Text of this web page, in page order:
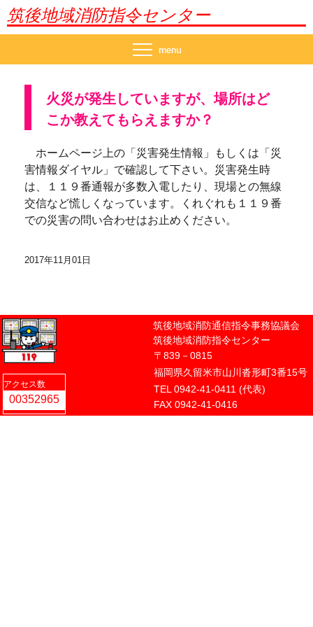
筑後地域消防指令センター
火災が発生していますが、場所はど
こか教えてもらえますか？
ホームページ上の「災害発生情報」もしくは「災
害情報ダイヤル」で確認して下さい。災害発生時
は、１１９番通報が多数入電したり、現場との無線
交信など慌しくなっています。くれぐれも１１９番
での災害の問い合わせはお止めください。
2017年11月01日
筑後地域消防通信指令事務協議会
筑後地域消防指令センター
〒839－0815
福岡県久留米市山川沓形町3番15号
TEL 0942-41-0411 (代表)
FAX 0942-41-0416
アクセス数